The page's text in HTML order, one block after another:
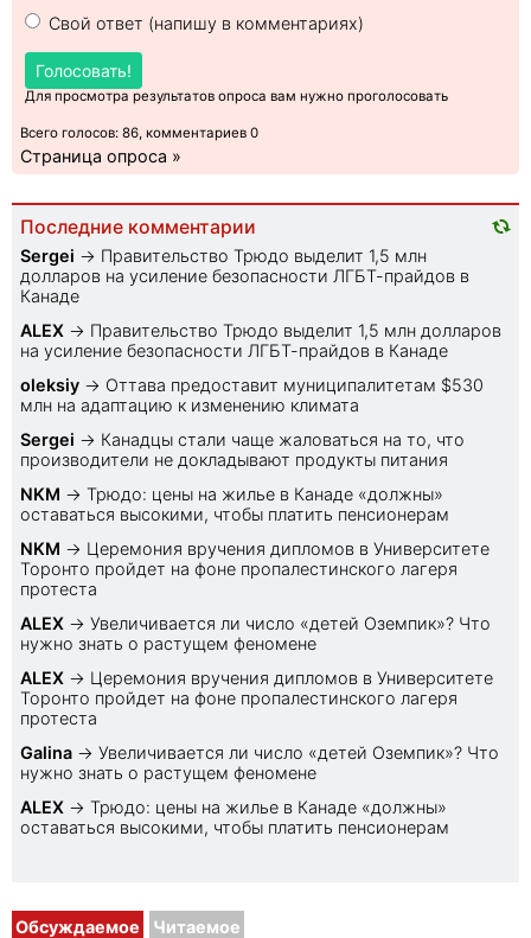
Свой ответ (напишу в комментариях)
Голосовать!
Для просмотра результатов опроса вам нужно проголосовать
Всего голосов: 86, комментариев 0
Страница опроса »
Последние комментарии
Sеrgei → Правительство Трюдо выделит 1,5 млн
долларов на усиление безопасности ЛГБТ-прайдов в
Канаде
ALEX → Правительство Трюдо выделит 1,5 млн долларов
на усиление безопасности ЛГБТ-прайдов в Канаде
oleksiy → Оттава предоставит муниципалитетам $530
млн на адаптацию к изменению климата
Sеrgei → Канадцы стали чаще жаловаться на то, что
производители не докладывают продукты питания
NKM → Трюдо: цены на жилье в Канаде «должны»
оставаться высокими, чтобы платить пенсионерам
NKM → Церемония вручения дипломов в Университете
Торонто пройдет на фоне пропалестинского лагеря
протеста
ALEX → Увеличивается ли число «детей Оземпик»? Что
нужно знать о растущем феномене
ALEX → Церемония вручения дипломов в Университете
Торонто пройдет на фоне пропалестинского лагеря
протеста
Galina → Увеличивается ли число «детей Оземпик»? Что
нужно знать о растущем феномене
ALEX → Трюдо: цены на жилье в Канаде «должны»
оставаться высокими, чтобы платить пенсионерам
Обсуждаемое Читаемое